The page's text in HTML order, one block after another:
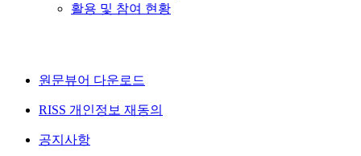
활용 및 참여 현황
원문뷰어 다운로드
RISS 개인정보 재동의
공지사항